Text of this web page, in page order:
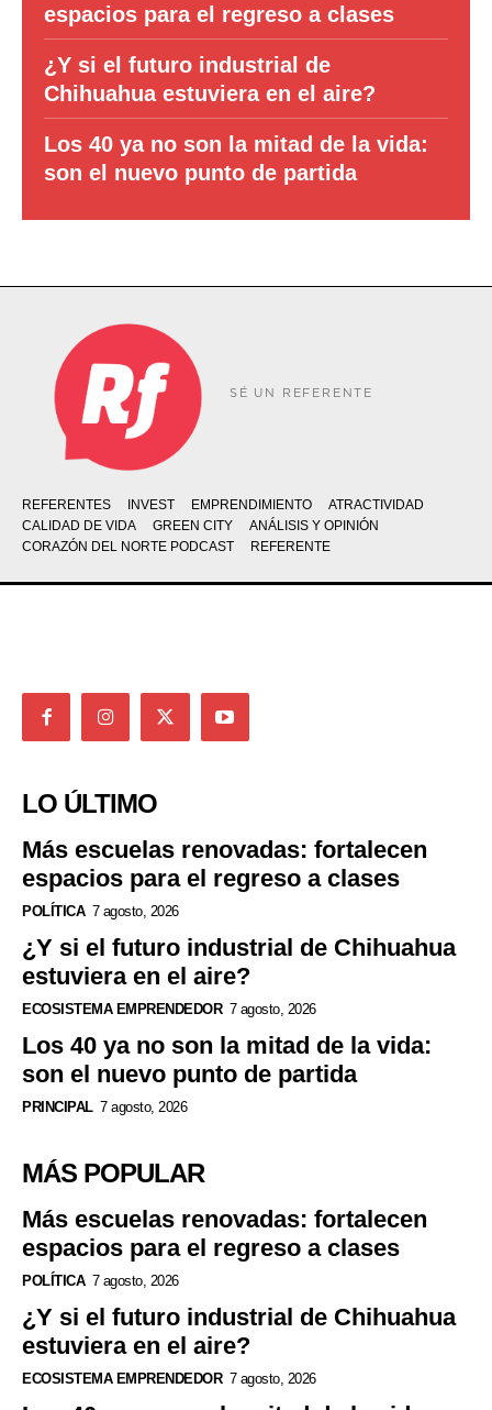
espacios para el regreso a clases
¿Y si el futuro industrial de
Chihuahua estuviera en el aire?
Los 40 ya no son la mitad de la vida:
son el nuevo punto de partida
SÉ UN REFERENTE
REFERENTES INVEST EMPRENDIMIENTO
ATRACTIVIDAD
CALIDAD DE VIDA
GREEN CITY
ANÁLISIS Y OPINIÓN
CORAZÓN DEL NORTE PODCAST
REFERENTE
LO ÚLTIMO
Más escuelas renovadas: fortalecen
espacios para el regreso a clases
POLÍTICA 7 agosto, 2026
¿Y si el futuro industrial de Chihuahua
estuviera en el aire?
ECOSISTEMA EMPRENDEDOR 7 agosto, 2026
Los 40 ya no son la mitad de la vida:
son el nuevo punto de partida
PRINCIPAL 7 agosto, 2026
MÁS POPULAR
Más escuelas renovadas: fortalecen
espacios para el regreso a clases
POLÍTICA 7 agosto, 2026
¿Y si el futuro industrial de Chihuahua
estuviera en el aire?
ECOSISTEMA EMPRENDEDOR 7 agosto, 2026